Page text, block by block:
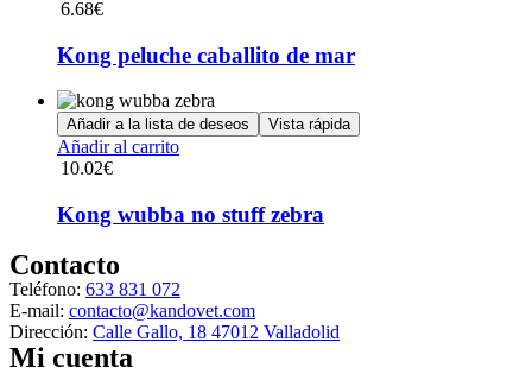
6.68€
Kong peluche caballito de mar
Añadir a la lista de deseos Vista rápida
Añadir al carrito
10.02€
Kong wubba no stuff zebra
Contacto
Teléfono: 633 831 072
E-mail: contacto@kandovet.com
Dirección: Calle Gallo, 18 47012 Valladolid
Mi cuenta